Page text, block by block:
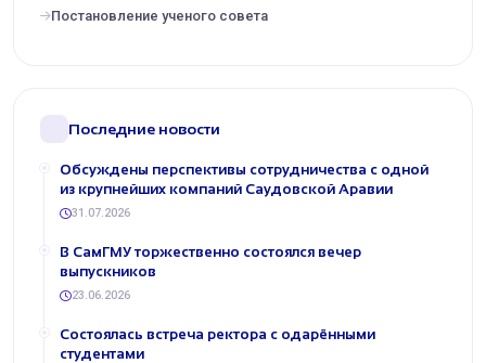
Постановление ученого совета
Последние новости
Обсуждены перспективы сотрудничества с одной
из крупнейших компаний Саудовской Аравии
31.07.2026
В СамГМУ торжественно состоялся вечер
выпускников
23.06.2026
Состоялась встреча ректора с одарёнными
студентами